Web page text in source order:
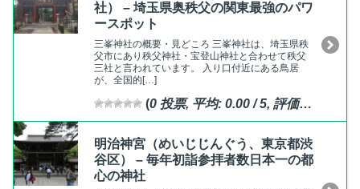
社） – 埼玉県奥秩父の関東最強のパワ
ースポット
三峯神社の概要・見どころ 三峯神社は、埼玉県秩
父市にあり秩父神社・宝登山神社と合わせて秩父
三社と言われています。 入り口付近にある鳥居
が、全国的[…]
(0 投票, 平均: 0.00 / 5, 評価済
明治神宮（めいじじんぐう、東京都渋
谷区） – 毎年初詣参拝者数日本一の都
心の神社